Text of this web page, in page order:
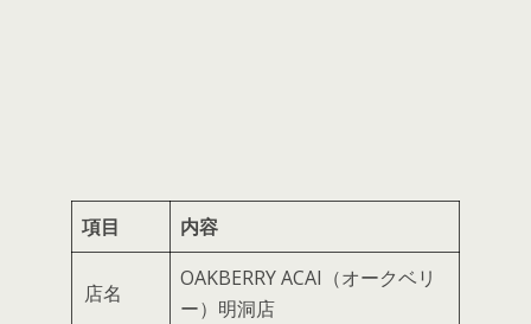
項目 内容
店名
OAKBERRY ACAI（オークベリ
ー）明洞店